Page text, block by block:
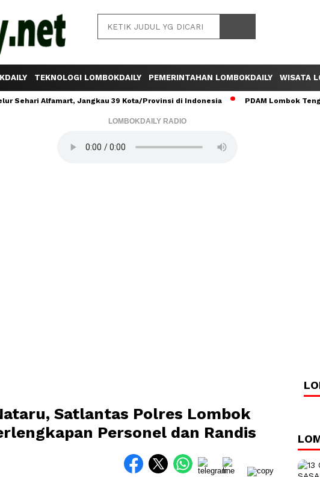
TEKNOLOGI LOMBOKDAILY PEMERINTAHAN LOMBOKDAILY WISATA
Sehari Alfamart, Jangkau 39 Kota/Provinsi di Indonesia PDAM Lombok
LOMBOKDAILY RADIO
Satlantas Polres Lombok
Personel dan Randis